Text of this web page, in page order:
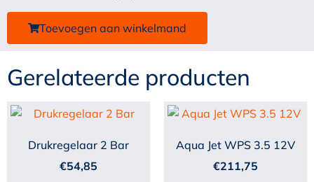
Toevoegen aan winkelmand
Gerelateerde producten
Drukregelaar 2 Bar
€54,85
Aqua Jet WPS 3.5 12V
€211,75